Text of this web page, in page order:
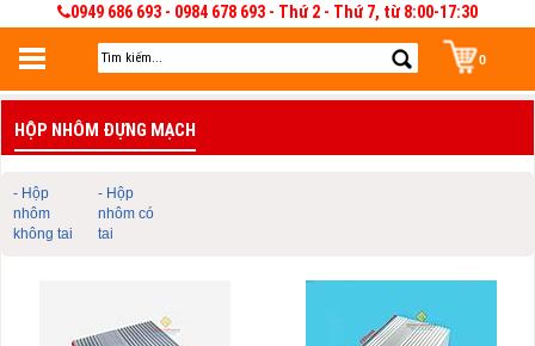
0949 686 693 - 0984 678 693 - Thứ 2 - Thứ 7, từ 8:00-17:30
0
Đăng nhập
Đăng nhập để lưu giỏ hàng 30 ngày. Có thể sửa và quản lý giỏ hàng và đơn
hàng
HỘP NHÔM ĐỰNG MẠCH
- Hộp
nhôm
không tai
- Hộp
nhôm có
tai